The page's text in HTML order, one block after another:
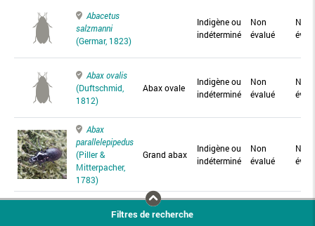
Abacetus
salzmanni
(Germar, 1823)
Indigène ou
indéterminé
Non
évalué
Non
Abax ovalis
(Duftschmid,
1812)
Abax ovale
Indigène ou
indéterminé
Non
évalué
Non
Abax
parallelepipedus
(Piller &
Mitterpacher,
1783)
Grand abax
Indigène ou
indéterminé
Non
évalué
Non
Abax
Abax
Filtres de recherche